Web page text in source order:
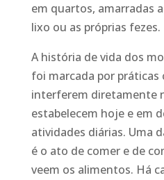
em quartos, amarradas
lixo ou as próprias fezes.
A história de vida dos
foi marcada por práticas
interferem diretamente
estabelecem hoje e em
atividades diárias. Uma
é o ato de comer e de
veem os alimentos. Há